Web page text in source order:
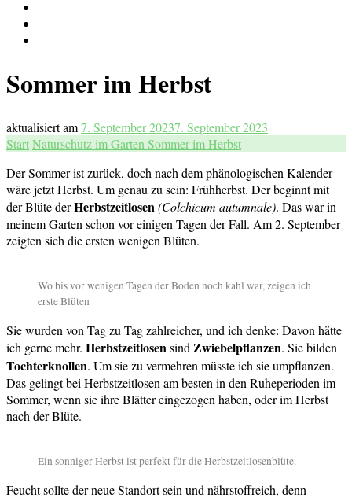
Sommer im Herbst
aktualisiert am7. September 20237. September 2023
StartNaturschutz im Garten Sommer im Herbst
Der Sommer ist zurück, doch nach dem phänologischen Kalender
wäre jetzt Herbst. Um genau zu sein: Frühherbst. Der beginnt mit
der Blüte derHerbstzeitlosen(Colchicum autumnale). Das war in
meinem Garten schon vor einigen Tagen der Fall. Am 2. September
zeigten sich die ersten wenigen Blüten.
Wo bis vor wenigen Tagen der Boden noch kahl war, zeigen ich
erste Blüten
Sie wurden von Tag zu Tag zahlreicher, und ich denke: Davon hätte
ich gerne mehr. Herbstzeitlosensind Zwiebelpflanzen. Sie bilden
Tochterknollen. Um sie zu vermehren müsste ich sie umpflanzen.
Das gelingt bei Herbstzeitlosen am besten in den Ruheperioden im
Sommer, wenn sie ihre Blätter eingezogen haben, oder im Herbst
nach der Blüte.
Ein sonniger Herbst ist perfekt für die Herbstzeitlosenblüte.
Feucht sollte der neue Standort sein und nährstoffreich, denn